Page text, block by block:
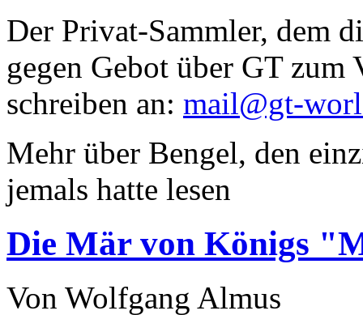
Der Privat-Sammler, dem
gegen Gebot über GT zum
schreiben an: mail@gt-
Mehr über Bengel, den
jemals hatte lesen
Die Mär von Königs
Von Wolfgang Almus